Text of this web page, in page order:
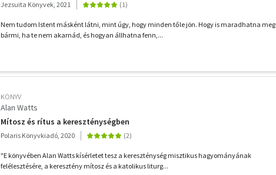
Jezsuita Könyvek, 2021
Nem tudom Istent másként látni, mint úgy, hogy minden tőle jön. Hogy is maradhatna meg
bármi, ha te nem akarnád, és hogyan állhatna fenn,...
KÖNYV
Alan Watts
Mítosz és rítus a kereszténységben
Polaris Könyvkiadó, 2020
"E könyvében Alan Watts kísérletet tesz a kereszténység misztikus hagyományának
felélesztésére, a keresztény mítosz és a katolikus liturg...